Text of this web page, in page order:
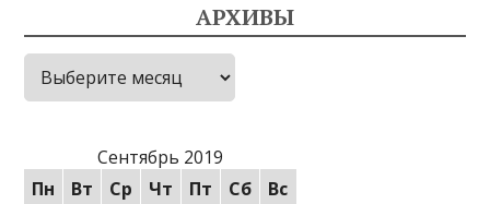
АРХИВЫ
Архивы
Сентябрь 2019
Пн
Вт Ср Чт Пт Сб
Вс